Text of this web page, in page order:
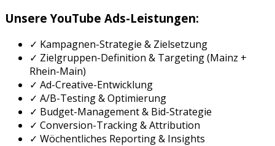
UnsereYouTube Ads-Leistungen:
✓ Kampagnen-Strategie & Zielsetzung
✓ Zielgruppen-Definition & Targeting (Mainz +
Rhein-Main)
✓ Ad-Creative-Entwicklung
✓ A/B-Testing & Optimierung
✓ Budget-Management & Bid-Strategie
✓ Conversion-Tracking & Attribution
✓ Wöchentliches Reporting & Insights